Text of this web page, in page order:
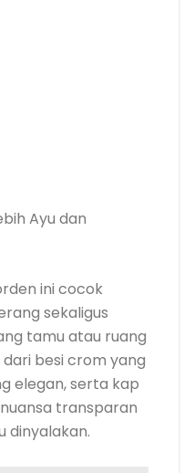
Ayu dan
ini cocok
sekaligus
tamu atau ruang
besi crom yang
elegan, serta kap
transparan
dinyalakan.